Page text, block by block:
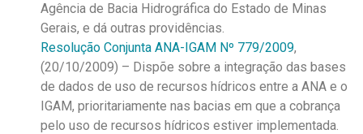
Agência de Bacia Hidrográfica do Estado de Minas
Gerais, e dá outras providências.
Resolução Conjunta ANA-IGAM Nº 779/2009,
(20/10/2009) – Dispõe sobre a integração das bases
de dados de uso de recursos hídricos entre a ANA e o
IGAM, prioritariamente nas bacias em que a cobrança
pelo uso de recursos hídricos estiver implementada.